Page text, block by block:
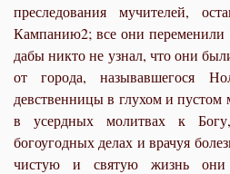
преследования мучителей,
Кампанию2; все они
дабы никто не узнал, что они
от города, называвшегося
девственницы в глухом и пустом
в усердных молитвах к
богоугодных делах и врачуя
чистую и святую жизнь они